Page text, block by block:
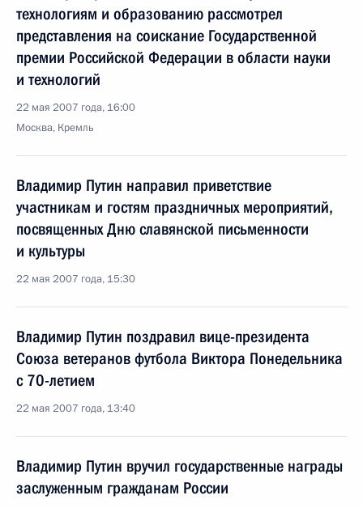
технологиям и образованию рассмотрел
представления на соискание Государственной
премии Российской Федерации в области науки
и технологий
22 мая 2007 года, 16:00
Москва, Кремль
Владимир Путин направил приветствие
участникам и гостям праздничных мероприятий,
посвященных Дню славянской письменности
и культуры
22 мая 2007 года, 15:30
Владимир Путин поздравил вице-президента
Союза ветеранов футбола Виктора Понедельника
с 70-летием
22 мая 2007 года, 13:40
Владимир Путин вручил государственные награды
заслуженным гражданам России